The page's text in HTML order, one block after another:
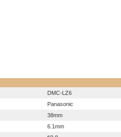
DMC-LZ6
Panasonic
38mm
6.1mm